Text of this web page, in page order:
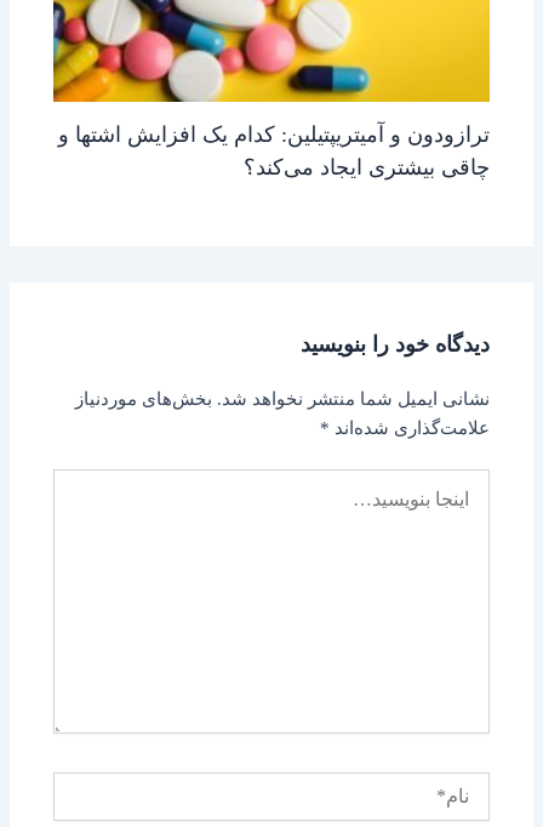
ترازودون و آمیتریپتیلین: کدام یک افزایش اشتها و
چاقی بیشتری ایجاد می‌کند؟
دیدگاه‌ خود را بنویسید
نشانی ایمیل شما منتشر نخواهد شد. بخش‌های موردنیاز
علامت‌گذاری شده‌اند *
بنویسید…